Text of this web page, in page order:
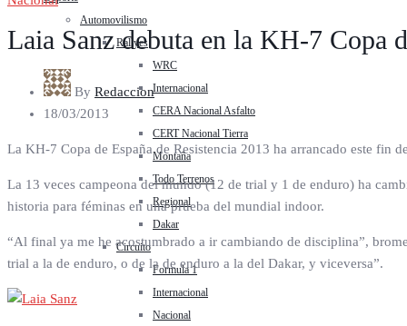
Automovilismo
Rallyes
WRC
Internacional
CERA Nacional Asfalto
CERT Nacional Tierra
Montaña
Todo Terrenos
Regional
Dakar
Circuito
Formula 1
Internacional
Nacional
Laia Sanz debuta en la KH-7 Copa
By Redaccion
18/03/2013
La KH-7 Copa de España de Resistencia 2013 ha arrancado este fin
La 13 veces campeona del mundo (12 de trial y 1 de enduro) ha
historia para féminas en una prueba del mundial indoor.
“Al final ya me he acostumbrado a ir cambiando de disciplina”,
trial a la de enduro, o de la de enduro a la del Dakar, y viceversa”.